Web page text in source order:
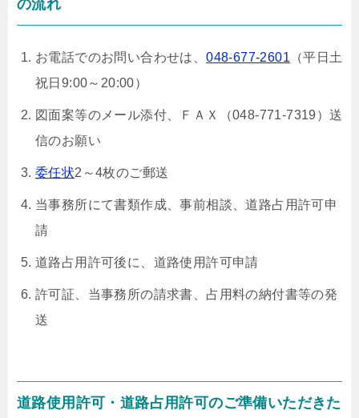
の流れ
お電話でのお問い合わせは、048-677-2601 （平日土
祝日9:00～20:00）
図面案等のメール添付、ＦＡＸ（048-771-7319）送
信のお願い
委任状2～4枚のご郵送
当事務所にて書類作成、事前相談、道路占用許可申
請
道路占用許可後に、道路使用許可申請
許可証、当事務所の請求書、占用料の納付書等の発
送
道路使用許可・道路占用許可のご準備いただきた